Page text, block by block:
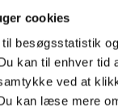
cookies
besøgsstatistik
kan til enhver tid
ved at
kan læse mere
d. 1. januar 2024